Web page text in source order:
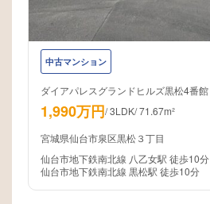
中古マンション
ダイアパレスグランドヒルズ黒松4番館
1,990万円/3LDK/71.67m²
宮城県仙台市泉区黒松３丁目
仙台市地下鉄南北線 八乙女駅 徒歩10分
仙台市地下鉄南北線 黒松駅 徒歩10分